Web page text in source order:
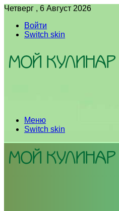
Четверг , 6 Август 2026
Войти
Switch skin
Меню
Switch skin